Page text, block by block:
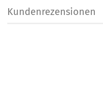
Kundenrezensionen